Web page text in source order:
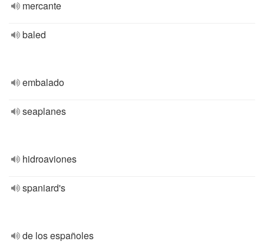
mercante
baled
embalado
seaplanes
hidroaviones
spaniard's
de los españoles